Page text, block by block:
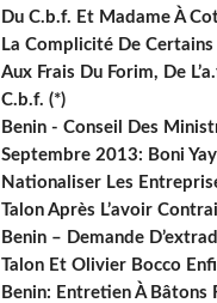
Du C.b.f. Et Madame À
La Complicité De
Aux Frais Du Forim, De
C.b.f. (*)
Benin - Conseil Des
Septembre 2013: Boni
Nationaliser Les
Talon Après L’avoir
Benin – Demande
Talon Et Olivier Bocco
Benin: Entretien À Bâtons